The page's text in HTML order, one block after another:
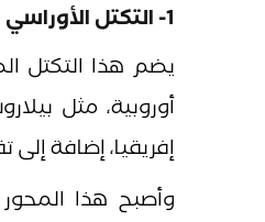
1- التكتل الأوراسي بقيادة الصين وروسيا
يضم هذا التكتل
أوروبية، مثل
إفريقيا، إضافة
وأصبح هذا